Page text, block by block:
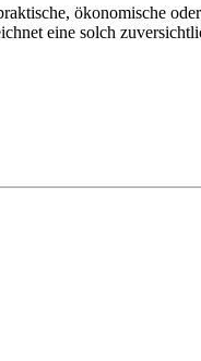
ökonomische
eine solch